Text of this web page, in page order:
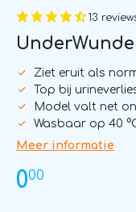
13
Ziet eruit als
Top bij
Model valt net
Wasbaar op 40
Meer informatie
000